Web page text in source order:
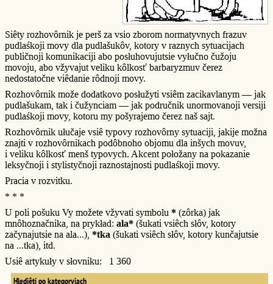
Siêty rozhovôrnik je perš za vsio zborom normatyvnych frazuv
pudlaśkoji movy dla pudlašukôv, kotory v raznych sytuacijach
publičnoji komunikaciji abo posłuhovujutsie vyłučno čužoju
movoju, abo vžyvajut veliku kôlkosť barbaryzmuv čerez
nedostatočne viêdanie rôdnoji movy.
Rozhovôrnik može dodatkovo posłužyti vsiêm zacikavlanym — jak
pudlašukam, tak i čužynciam — jak područnik unormovanoji versiji
pudlaśkoji movy, kotoru my pošyrajemo čerez naš sajt.
Rozhovôrnik ułučaje vsiê typovy rozhovôrny sytuaciji, jakije možna
znajti v rozhovôrnikach podôbnoho objomu dla inšych movuv,
i veliku kôlkosť menš typovych. Akcent połožany na pokazanie
leksyčnoji i stylistyčnoji raznostajnosti pudlaśkoji movy.
Pracia v rozvitku.
* * *
U poli pošuku Vy možete vžyvati symbolu * (zôrka) jak
mnôhoznačnika, na prykład: ala* (šukati vsiêch słôv, kotory
začynajutsie na ala...), *tka (šukati vsiêch słôv, kotory kunčajutsie
na ...tka), itd.
Usiê artykuły v słovniku: 1 360
Hlediêti po kategoryjach